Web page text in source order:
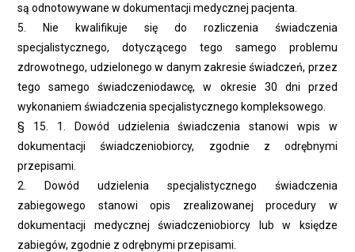
są odnotowywane w dokumentacji medycznej pacjenta.
5. Nie kwalifikuje się do rozliczenia świadczenia
specjalistycznego, dotyczącego tego samego problemu
zdrowotnego, udzielonego w danym zakresie świadczeń, przez
tego samego świadczeniodawcę, w okresie 30 dni przed
wykonaniem świadczenia specjalistycznego kompleksowego.
§ 15. 1. Dowód udzielenia świadczenia stanowi wpis w
dokumentacji świadczeniobiorcy, zgodnie z odrębnymi
przepisami.
2. Dowód udzielenia specjalistycznego świadczenia
zabiegowego stanowi opis zrealizowanej procedury w
dokumentacji medycznej świadczeniobiorcy lub w księdze
zabiegów, zgodnie z odrębnymi przepisami.